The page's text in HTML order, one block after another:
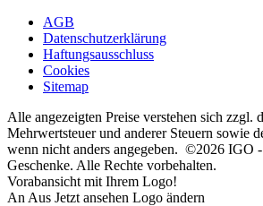
AGB
Datenschutzerklärung
Haftungsausschluss
Cookies
Sitemap
Alle angezeigten Preise verstehen sich zzgl.
Mehrwertsteuer und anderer Steuern sowie
wenn nicht anders angegeben. ©2026 IGO
Geschenke. Alle Rechte vorbehalten.
Vorabansicht mit Ihrem Logo!
An Aus Jetzt ansehen Logo ändern